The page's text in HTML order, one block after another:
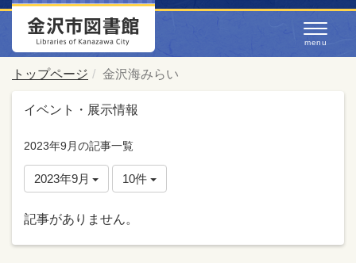
トップページ 金沢海みらい
イベント・展示情報
2023年9月の記事一覧
2023年9月 10件
記事がありません。